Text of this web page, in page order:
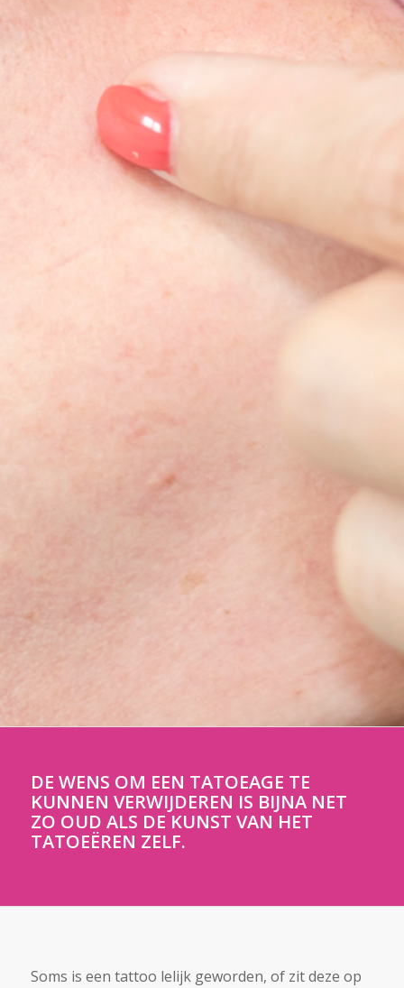
DE WENS OM EEN TATOEAGE TE
KUNNEN VERWIJDEREN IS BIJNA NET
ZO OUD ALS DE KUNST VAN HET
TATOEËREN ZELF.
Soms is een tattoo lelijk geworden, of zit deze op